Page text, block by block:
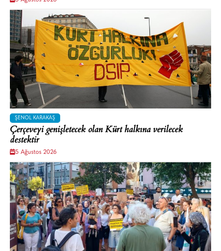
ŞENOL KARAKAŞ
Çerçeveyi genişletecek olan Kürt halkına verilecek
destektir
5 Ağustos 2026